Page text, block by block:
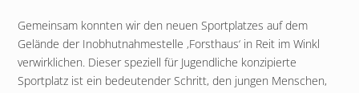
Gemeinsam konnten wir den neuen Sportplatzes auf dem
Gelände der Inobhutnahmestelle ‚Forsthaus‘ in Reit im Winkl
verwirklichen. Dieser speziell für Jugendliche konzipierte
Sportplatz ist ein bedeutender Schritt, den jungen Menschen,